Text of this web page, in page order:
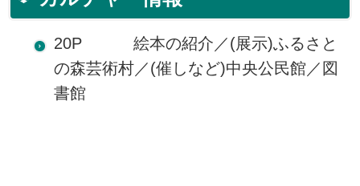
20P 絵本の紹介／(展示)ふるさと
の森芸術村／(催しなど)中央公民館／図
書館